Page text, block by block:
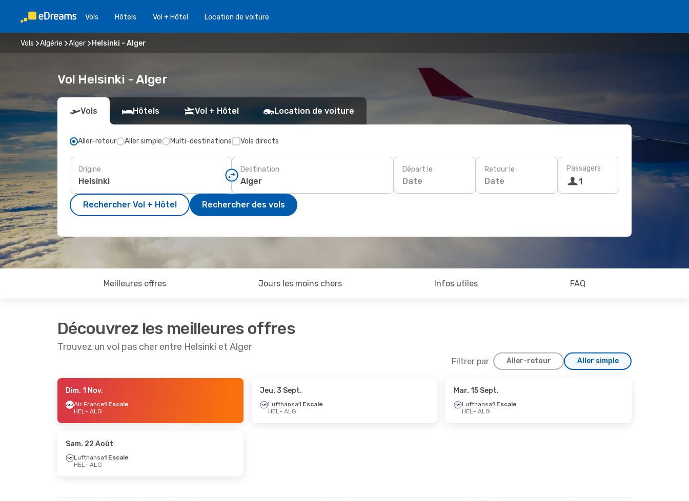
Vols Hôtels Vol + Hôtel Location de voiture
Vols Algérie Alger Helsinki - Alger
Vol Helsinki - Alger
Vols Hôtels Vol + Hôtel Location de voiture
Aller-retour Aller simple Multi-destinations Vols directs
Origine Destination Départ le
Date
Retour le
Date
Passagers
1
Rechercher Vol + Hôtel Rechercher des vols
Meilleures offres Jours les moins chers Infos utiles FAQ
Découvrez les meilleures offres
Trouvez un vol pas cher entre Helsinki et Alger
Filtrer par Aller-retour Aller simple
- Lun. 5 Oct. - Ven. 16 Oct.
Dim. 1 Nov.
Air France1 Escale
HEL- ALG
Jeu. 3 Sept.
Lufthansa1 Escale
HEL- ALG
Mar. 15 Sept.
Lufthansa1 Escale
HEL- ALG
Sam. 22 Août
Lufthansa1 Escale
HEL- ALG